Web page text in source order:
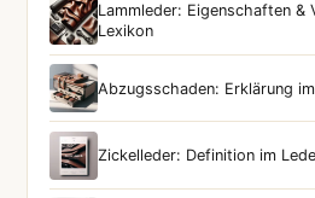
Lammleder: Eigenschaften &
Lexikon
Abzugsschaden: Erklärung
Zickelleder: Definition im